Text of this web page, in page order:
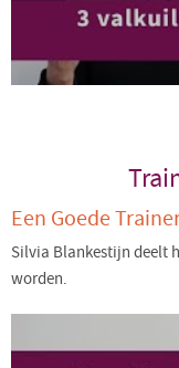
Een Goede
Silvia Blankestijn deelt
worden.